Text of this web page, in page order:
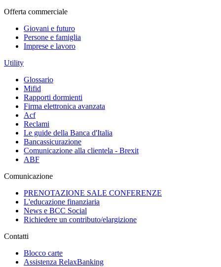
Offerta commerciale
Giovani e futuro
Persone e famiglia
Imprese e lavoro
Utility
Glossario
Mifid
Rapporti dormienti
Firma elettronica avanzata
Acf
Reclami
Le guide della Banca d'Italia
Bancassicurazione
Comunicazione alla clientela - Brexit
ABF
Comunicazione
PRENOTAZIONE SALE CONFERENZE
L'educazione finanziaria
News e BCC Social
Richiedere un contributo/elargizione
Contatti
Blocco carte
Assistenza RelaxBanking